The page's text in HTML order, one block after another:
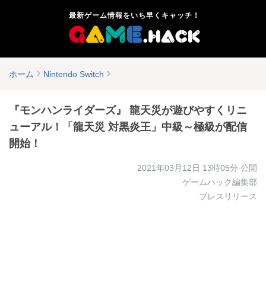
最新ゲーム情報をいち早くキャッチ！
ホーム Nintendo Switch
『モンハンライダーズ』 龍天災が遊びやすくリニ
ューアル！「龍天災 対黒炎王」中級～極級が配信
開始！
2021年03月12日 13時05分 公開
ゲームハック編集部
プレスリリース